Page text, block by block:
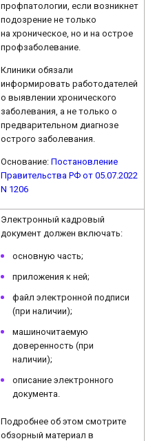
профпатологии, если возникнет
подозрение не только
на хроническое, но и на острое
профзаболевание.
Клиники обязали
информировать работодателей
о выявлении хронического
заболевания, а не только о
предварительном диагнозе
острого заболевания.
Основание:Постановление
Правительства РФ от 05.07.2022
N 1206
Электронный кадровый
документ должен включать:
основную часть;
приложения к ней;
файл электронной подписи
(при наличии);
машиночитаемую
доверенность (при
наличии);
описание электронного
документа.
Подробнее об этом смотрите
обзорный материал в